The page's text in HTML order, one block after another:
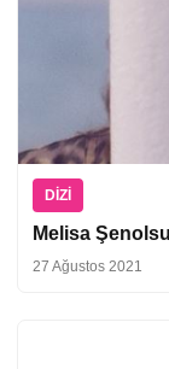
DIZI
Melisa
27 Ağustos 2021